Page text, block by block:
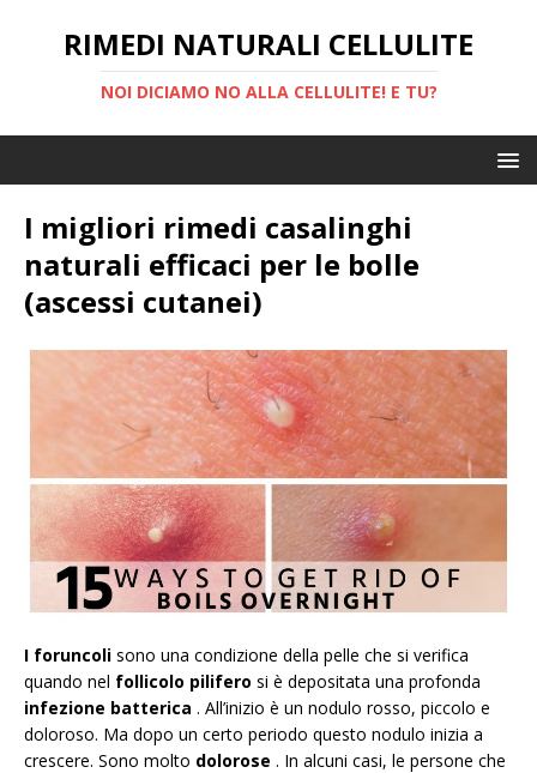
RIMEDI NATURALI CELLULITE
NOI DICIAMO NO ALLA CELLULITE! E TU?
I migliori rimedi casalinghi
naturali efficaci per le bolle
(ascessi cutanei)
I foruncoli sono una condizione della pelle che si verifica
quando nel follicolo pilifero si è depositata una profonda
infezione batterica . All’inizio è un nodulo rosso, piccolo e
doloroso. Ma dopo un certo periodo questo nodulo inizia a
crescere. Sono molto dolorose . In alcuni casi, le persone che